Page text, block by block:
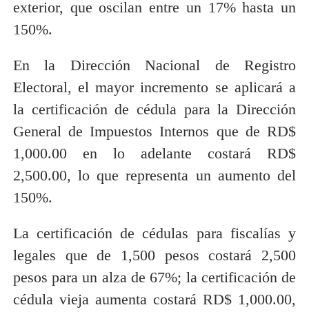
exterior, que oscilan entre un 17% hasta un
150%.
En la Dirección Nacional de Registro
Electoral, el mayor incremento se aplicará a
la certificación de cédula para la Dirección
General de Impuestos Internos que de RD$
1,000.00 en lo adelante costará RD$
2,500.00, lo que representa un aumento del
150%.
La certificación de cédulas para fiscalías y
legales que de 1,500 pesos costará 2,500
pesos para un alza de 67%; la certificación de
cédula vieja aumenta costará RD$ 1,000.00,